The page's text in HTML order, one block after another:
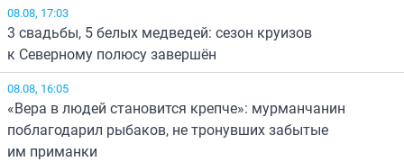
08.08, 17:03
3 свадьбы, 5 белых медведей: сезон круизов
к Северному полюсу завершён
08.08, 16:05
«Вера в людей становится крепче»: мурманчанин
поблагодарил рыбаков, не тронувших забытые
им приманки